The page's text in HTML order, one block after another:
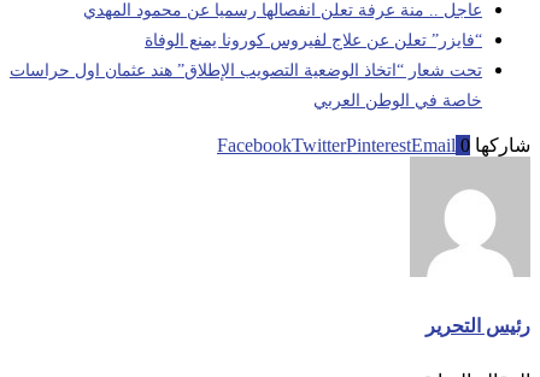
عاجل .. منة عرفة تعلن انفصالها رسميا عن محمود المهدي
“فايزر” تعلن عن علاج لفيروس كورونا يمنع الوفاة
تحت شعار “اتخاذ الوضعية التصويب الإطلاق” هند عثمان اول حراسات
خاصة في الوطن العربي
شاركها 0
FacebookTwitterPinterestEmail
رئيس التحرير